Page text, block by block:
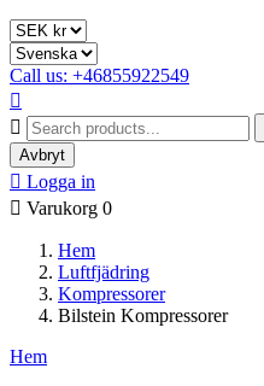
Call us: +46855922549


Avbryt
 Logga in
 Varukorg 0
Hem
Luftfjädring
Kompressorer
Bilstein Kompressorer
Hem